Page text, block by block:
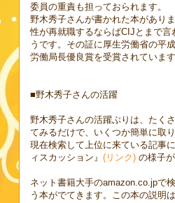
委員の重責も担っておられます。
野木秀子さんが書かれた本があり
性が再就職するならばCIJとまで
うです。その証に厚生労働省の平
労働局長優良賞を受賞されています
■野木秀子さんの活躍
野木秀子さんの活躍ぶりは、たく
てみるだけで、いくつか簡単に取
現在検索して上位に来ている記事
ィスカッション』 (リンク) の様子
ネット書籍大手のamazon.co.jpで
う本がでてきます。この本の説明